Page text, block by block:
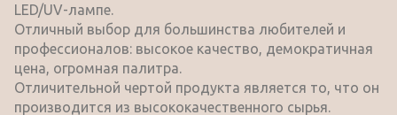
LED/UV-лампе.
Отличный выбор для большинства любителей и
профессионалов: высокое качество, демократичная
цена, огромная палитра.
Отличительной чертой продукта является то, что он
производится из высококачественного сырья.